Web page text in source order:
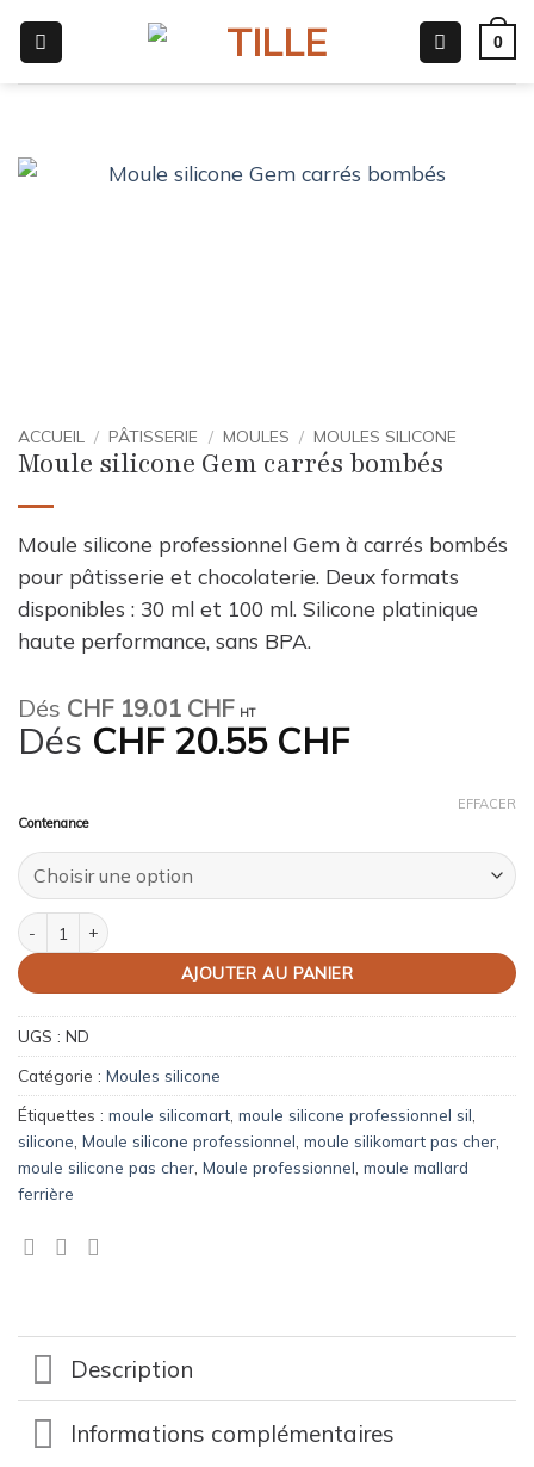
contenu
0
ACCUEIL / PÂTISSERIE / MOULES / MOULES SILICONE
Moule silicone Gem carrés bombés
Moule silicone professionnel Gem à carrés bombés
pour pâtisserie et chocolaterie. Deux formats
disponibles : 30 ml et 100 ml. Silicone platinique
haute performance, sans BPA.
Dés CHF19.01 CHF HT
Dés CHF20.55 CHF
Contenance
EFFACER
quantité de Moule silicone Gem carrés bombés
AJOUTER AU PANIER
UGS : ND
Catégorie : Moules silicone
Étiquettes : moule silicomart moule silicone professionnel sil
silicone Moule silicone professionnel moule silikomart pas cher
moule silicone pas cher Moule professionnel moule mallard
ferrière
Description
Informations complémentaires